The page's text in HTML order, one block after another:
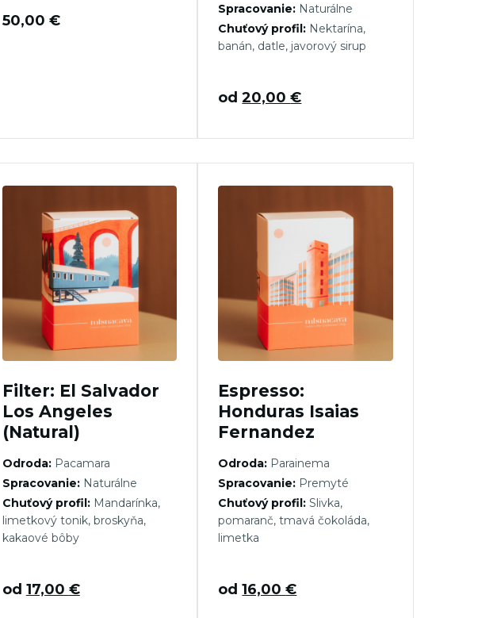
50,00 €
Spracovanie: Naturálne
Chuťový profil: Nektarína,
banán, datle, javorový sirup
od20,00€
Filter: El Salvador
Los Angeles
(Natural)
Odroda:Pacamara
Spracovanie:Naturálne
Chuťový profil:Mandarínka,
limetkový tonik, broskyňa,
kakaové bôby
od 17,00 €
Espresso:
Honduras Isaias
Fernandez
Odroda: Parainema
Spracovanie: Premyté
Chuťový profil: Slivka,
pomaranč, tmavá čokoláda,
limetka
od16,00€